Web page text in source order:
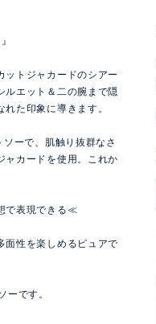
ットジャカードのシアー
ルエット＆二の腕まで隠
た印象に導きます。
ーで、肌触り抜群なさ
ャカードを使用。これか
で表現できる≪
面性を楽しめるピュアで
です。